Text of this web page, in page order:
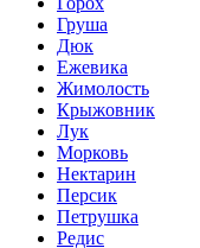
Груша
Дюк
Ежевика
Жимолость
Крыжовник
Лук
Морковь
Нектарин
Персик
Петрушка
Редис